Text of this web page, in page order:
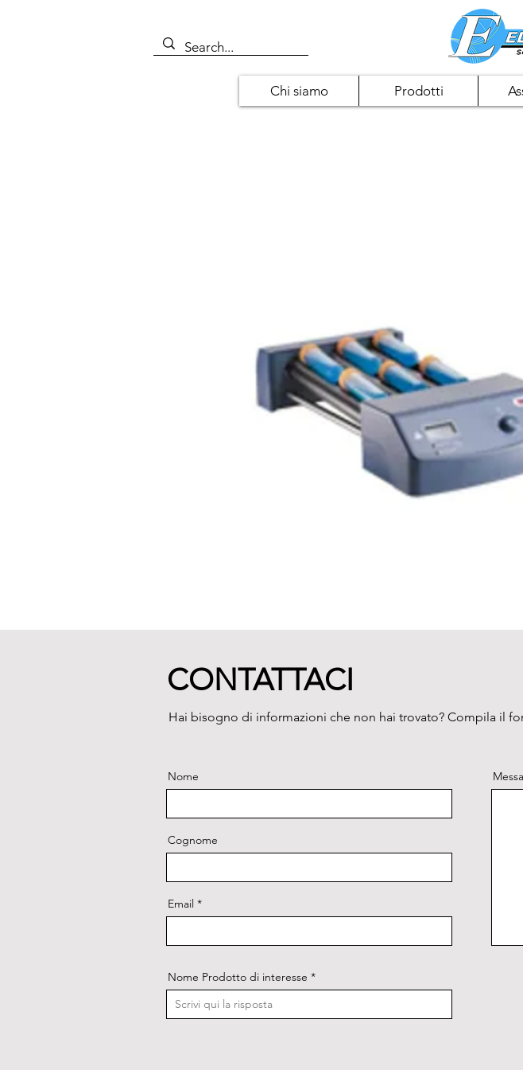
Chi siamo Prodotti
CONTATTACI
Hai bisogno di informazioni che non hai trovato? Compila il
Nome
Cognome
Email
Nome Prodotto di interesse